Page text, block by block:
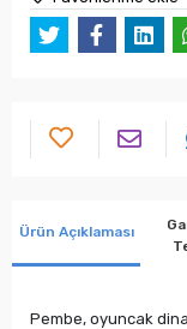
Ürün Açıklaması
Pembe, oyuncak